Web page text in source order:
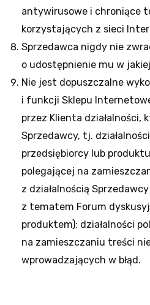
antywirusowe i chroniące
korzystających z sieci
Sprzedawca nigdy nie
o udostępnienie mu w
Nie jest dopuszczalne
i funkcji Sklepu
przez Klienta działalności,
Sprzedawcy, tj.
przedsiębiorcy lub
polegającej na
z działalnością
z tematem Forum
produktem); działalności
na zamieszczaniu treści
wprowadzających w błąd.